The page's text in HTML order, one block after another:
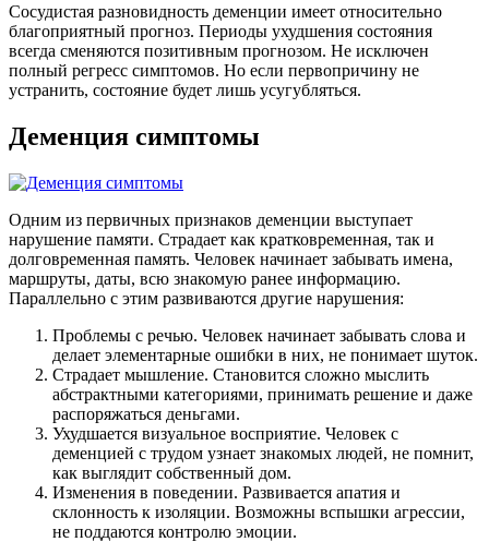
Сосудистая разновидность деменции имеет относительно
благоприятный прогноз. Периоды ухудшения состояния
всегда сменяются позитивным прогнозом. Не исключен
полный регресс симптомов. Но если первопричину не
устранить, состояние будет лишь усугубляться.
Деменция симптомы
Одним из первичных признаков деменции выступает
нарушение памяти. Страдает как кратковременная, так и
долговременная память. Человек начинает забывать имена,
маршруты, даты, всю знакомую ранее информацию.
Параллельно с этим развиваются другие нарушения:
Проблемы с речью. Человек начинает забывать слова и
делает элементарные ошибки в них, не понимает шуток.
Страдает мышление. Становится сложно мыслить
абстрактными категориями, принимать решение и даже
распоряжаться деньгами.
Ухудшается визуальное восприятие. Человек с
деменцией с трудом узнает знакомых людей, не помнит,
как выглядит собственный дом.
Изменения в поведении. Развивается апатия и
склонность к изоляции. Возможны вспышки агрессии,
не поддаются контролю эмоции.